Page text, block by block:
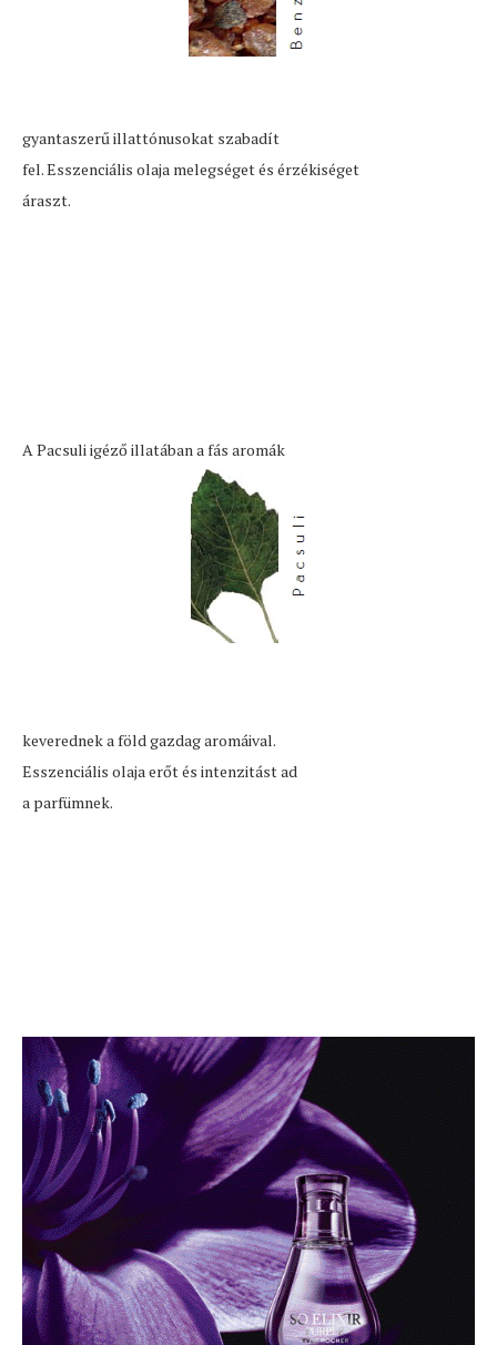
gyantaszerű illattónusokat szabadít
fel. Esszenciális olaja melegséget és érzékiséget
áraszt.
A Pacsuli igéző illatában a fás aromák
keverednek a föld gazdag aromáival.
Esszenciális olaja erőt és intenzitást ad
a parfümnek.